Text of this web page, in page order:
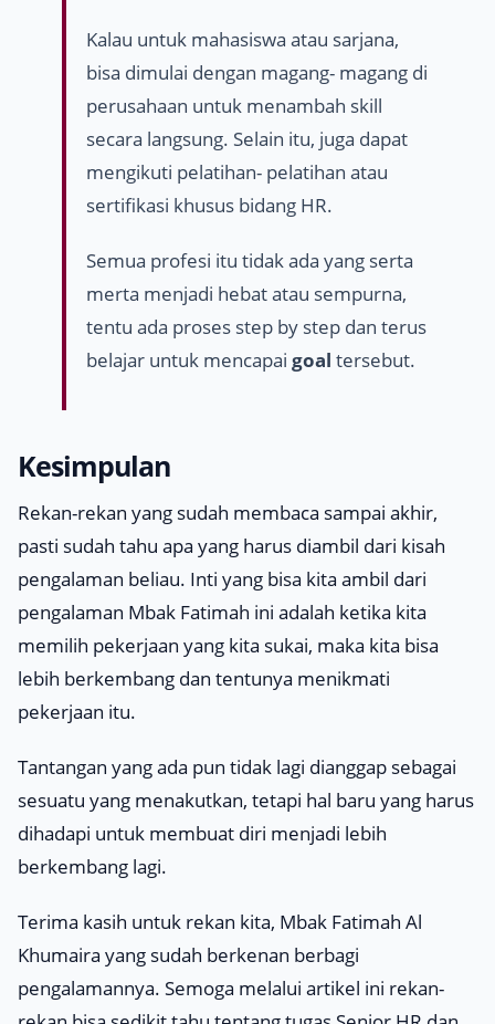
Kalau untuk mahasiswa atau sarjana,
bisa dimulai dengan magang- magang di
perusahaan untuk menambah skill
secara langsung. Selain itu, juga dapat
mengikuti pelatihan- pelatihan atau
sertifikasi khusus bidang HR.
Semua profesi itu tidak ada yang serta
merta menjadi hebat atau sempurna,
tentu ada proses step by step dan terus
belajar untuk mencapai goal tersebut.
Kesimpulan
Rekan-rekan yang sudah membaca sampai akhir,
pasti sudah tahu apa yang harus diambil dari kisah
pengalaman beliau. Inti yang bisa kita ambil dari
pengalaman Mbak Fatimah ini adalah ketika kita
memilih pekerjaan yang kita sukai, maka kita bisa
lebih berkembang dan tentunya menikmati
pekerjaan itu.
Tantangan yang ada pun tidak lagi dianggap sebagai
sesuatu yang menakutkan, tetapi hal baru yang harus
dihadapi untuk membuat diri menjadi lebih
berkembang lagi.
Terima kasih untuk rekan kita, Mbak Fatimah Al
Khumaira yang sudah berkenan berbagi
pengalamannya. Semoga melalui artikel ini rekan-